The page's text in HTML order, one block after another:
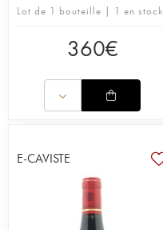
Lot de 1 bouteille | 1 en stock
360€
E-CAVISTE